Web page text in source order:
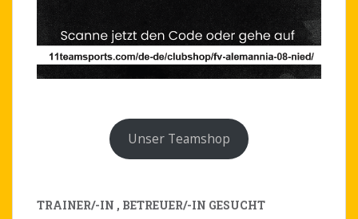
Unser Teamshop
TRAINER/-IN , BETREUER/-IN GESUCHT